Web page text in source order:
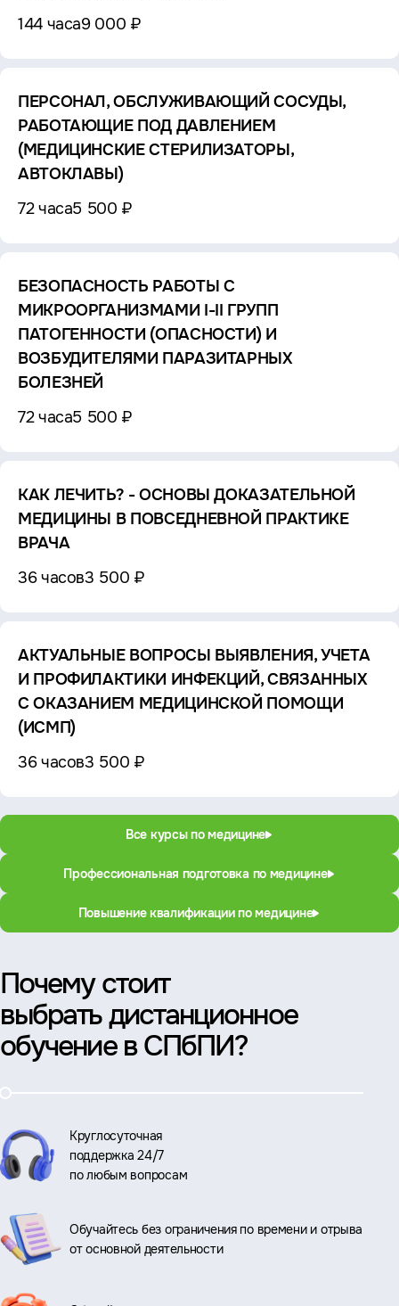
144 часа9 000 ₽
ПЕРСОНАЛ, ОБСЛУЖИВАЮЩИЙ СОСУДЫ,
РАБОТАЮЩИЕ ПОД ДАВЛЕНИЕМ
(МЕДИЦИНСКИЕ СТЕРИЛИЗАТОРЫ,
АВТОКЛАВЫ)
72 часа5 500 ₽
БЕЗОПАСНОСТЬ РАБОТЫ С
МИКРООРГАНИЗМАМИ I-II ГРУПП
ПАТОГЕННОСТИ (ОПАСНОСТИ) И
ВОЗБУДИТЕЛЯМИ ПАРАЗИТАРНЫХ
БОЛЕЗНЕЙ
72 часа5 500 ₽
КАК ЛЕЧИТЬ? - ОСНОВЫ ДОКАЗАТЕЛЬНОЙ
МЕДИЦИНЫ В ПОВСЕДНЕВНОЙ ПРАКТИКЕ
ВРАЧА
36 часов3 500 ₽
АКТУАЛЬНЫЕ ВОПРОСЫ ВЫЯВЛЕНИЯ, УЧЕТА
И ПРОФИЛАКТИКИ ИНФЕКЦИЙ, СВЯЗАННЫХ
С ОКАЗАНИЕМ МЕДИЦИНСКОЙ ПОМОЩИ
(ИСМП)
36 часов3 500 ₽
Все курсы по медицине
Профессиональная подготовка по медицине
Повышение квалификации по медицине
Почему стоит
выбрать дистанционное
обучение в СПбПИ?
Круглосуточная
поддержка 24/7
по любым вопросам
Обучайтесь без ограничения по времени и отрыва
от основной деятельности